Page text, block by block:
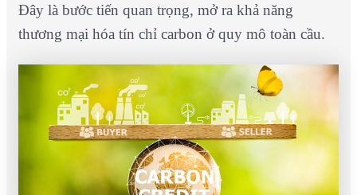
Đây là bước tiến quan trọng, mở ra khả năng
thương mại hóa tín chỉ carbon ở quy mô toàn cầu.